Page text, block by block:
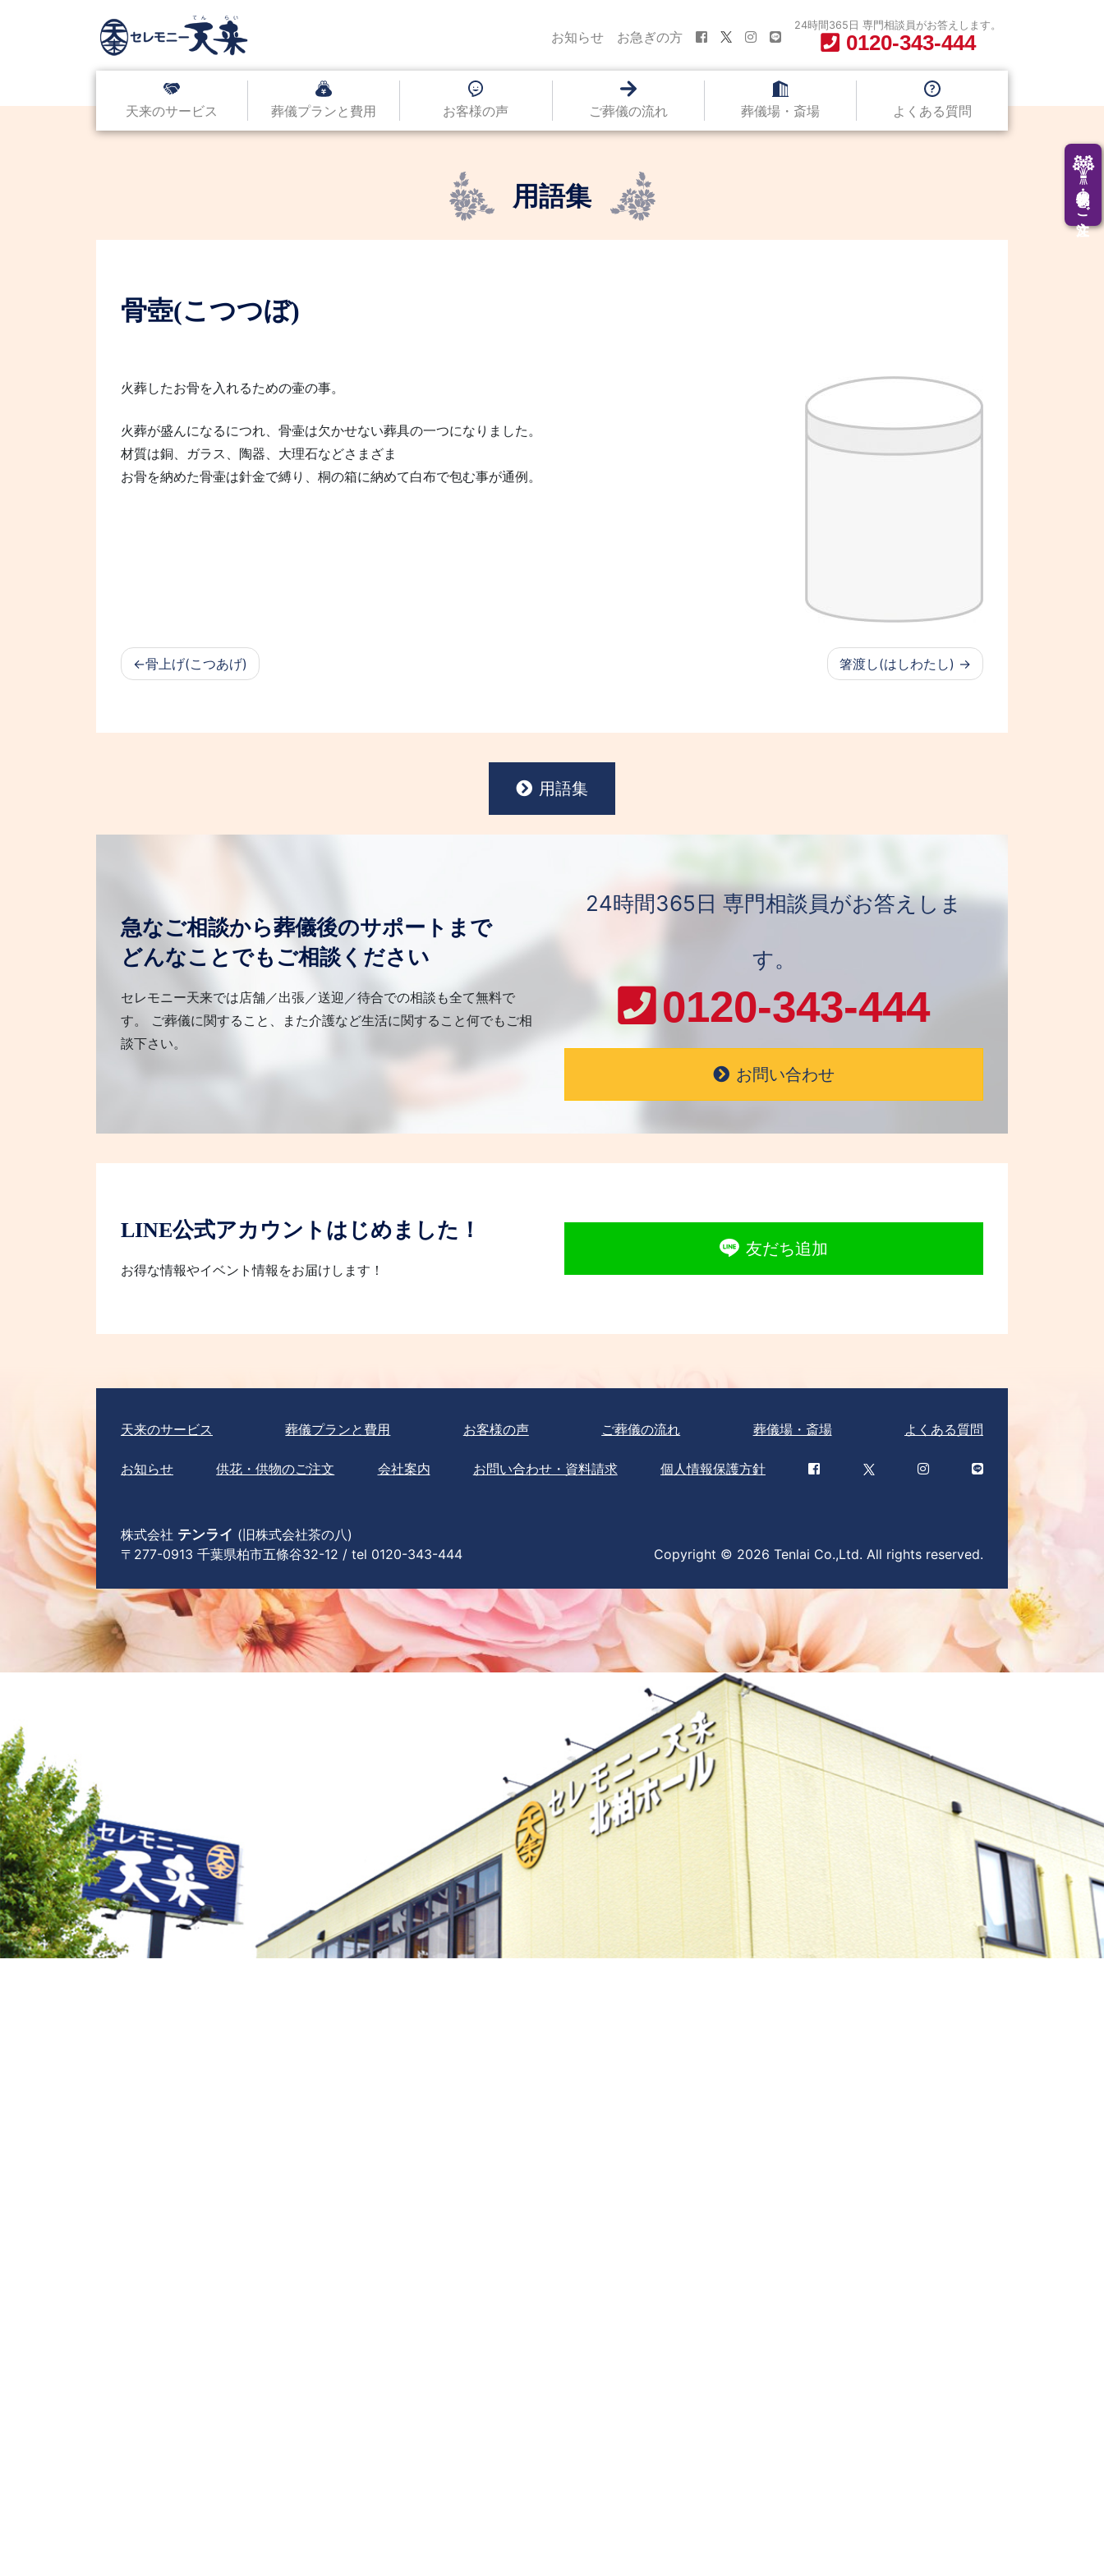
供花・供物のご注文
天来のサービス 葬儀プランと費用 お客様の声 ご葬儀の流れ 葬儀場・斎場 よくある質問
お知らせ お急ぎの方
24時間365日 専門相談員がお答えします。
0120-343-444
用語集
骨壺(こつつぼ)
火葬したお骨を入れるための壷の事。
火葬が盛んになるにつれ、骨壷は欠かせない葬具の一つになりました。
材質は銅、ガラス、陶器、大理石などさまざま
お骨を納めた骨壷は針金で縛り、桐の箱に納めて白布で包む事が通例。
骨上げ(こつあげ) 箸渡し(はしわたし)
用語集
急なご相談から葬儀後のサポートまで
どんなことでもご相談ください
セレモニー天来では店舗／出張／送迎／待合での相談も全て無料で
す。 ご葬儀に関すること、また介護など生活に関すること何でもご相
談下さい。
24時間365日 専門相談員がお答えしま
す。
0120-343-444
お問い合わせ
LINE公式アカウントはじめました！
お得な情報やイベント情報をお届けします！
友だち追加
天来のサービス 葬儀プランと費用 お客様の声 ご葬儀の流れ 葬儀場・斎場 よくある質問
お知らせ 供花・供物のご注文 会社案内 お問い合わせ・資料請求 個人情報保護方針
株式会社 テンライ (旧株式会社茶の八)
〒277-0913 千葉県柏市五條谷32-12 / tel 0120-343-444
Copyright © 2026 Tenlai Co.,Ltd. All rights reserved.